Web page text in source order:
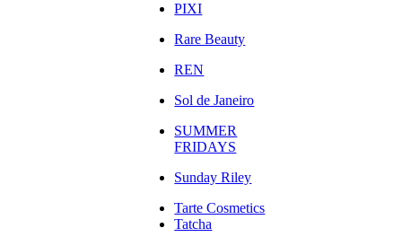
PIXI
Rare Beauty
REN
Sol de Janeiro
SUMMER
FRIDAYS
Sunday Riley
Tarte Cosmetics
Tatcha